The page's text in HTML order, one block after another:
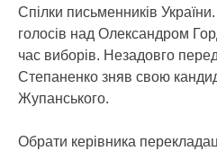
Спілки письменників
голосів над Олександром
час виборів. Незадовго
Степаненко зняв свою
Жупанського.
Обрати керівника